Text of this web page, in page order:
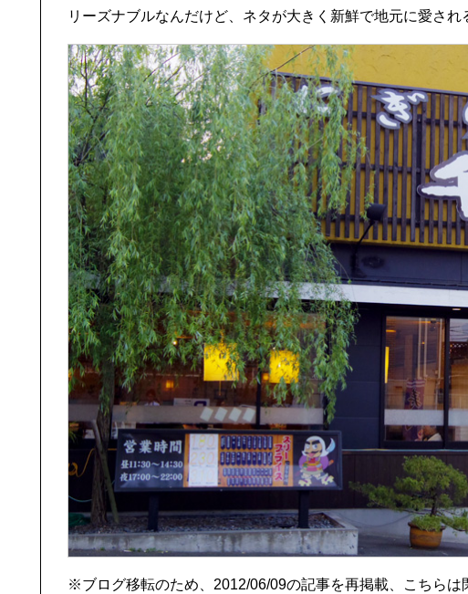
リーズナブルなんだけど、ネタが大きく新鮮で地元に愛され
※ブログ移転のため、2012/06/09の記事を再掲載、こちらは